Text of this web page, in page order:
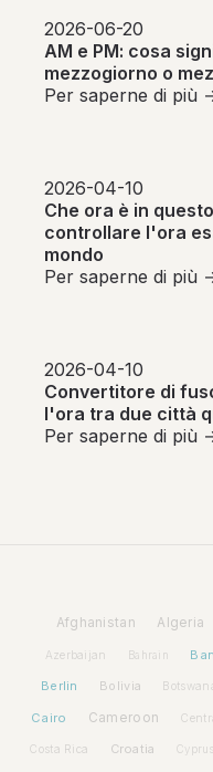
2026-06-20
AM e PM: cosa
mezzogiorno o
Per saperne di più
2026-04-10
Che ora è in
controllare l'ora
mondo
Per saperne di più
2026-04-10
Convertitore di
l'ora tra due città
Per saperne di più
Afghanistan Algeria
Azerbaijan Bahrain
Berlin Bolivia
Cairo Cameroon
Costa Rica Croatia Cyprus